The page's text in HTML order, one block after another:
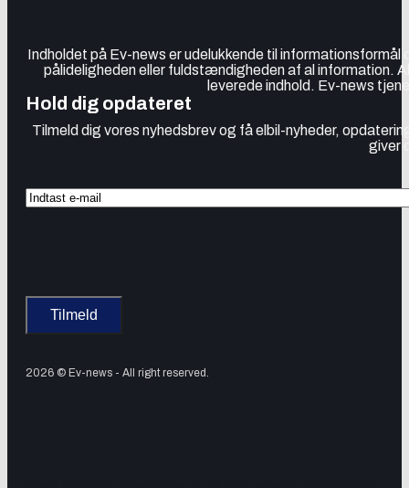
Indholdet på Ev-news er udelukkende til
pålideligheden eller fuldstændigheden af al information.
leverede indhold. Ev-news
Hold dig opdateret
Tilmeld dig vores nyhedsbrev og få elbil-nyheder,
giver
2026 © Ev-news - All right reserved.